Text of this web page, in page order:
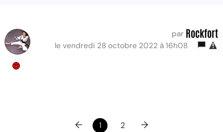
par Rockfort
le vendredi 28 octobre 2022 à 16h08
← 1 2 →